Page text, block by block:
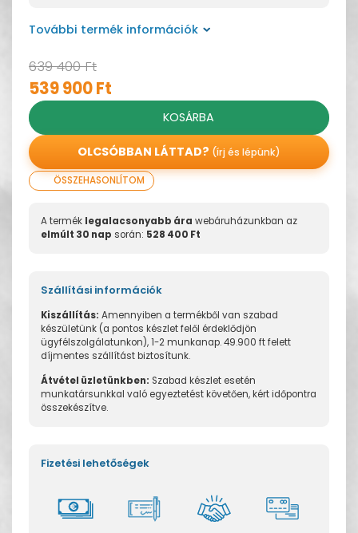
További termék információk
639 400 Ft
539 900 Ft
KOSÁRBA
OLCSÓBBAN LÁTTAD? (írj és lépünk)
ÖSSZEHASONLÍTOM
A termék legalacsonyabb ára webáruházunkban az
elmúlt 30 nap során: 528 400 Ft
Szállítási információk
Kiszállítás: Amennyiben a termékből van szabad
készületünk (a pontos készlet felől érdeklődjön
ügyfélszolgálatunkon), 1-2 munkanap. 49.900 ft felett
díjmentes szállítást biztosítunk.
Átvétel üzletünkben: Szabad készlet esetén
munkatársunkkal való egyeztetést követően, kért időpontra
összekészítve.
Fizetési lehetőségek